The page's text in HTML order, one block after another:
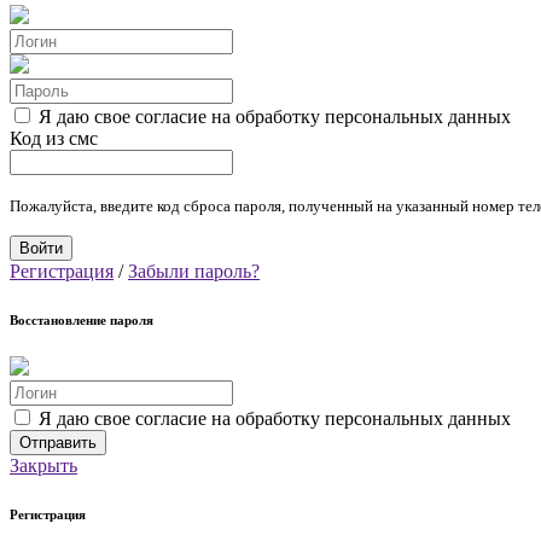
Я даю свое согласие на обработку персональных данных
Код из смс
Пожалуйста, введите код сброса пароля, полученный на указанный номер
Регистрация /Забыли пароль?
Восстановление пароля
Я даю свое согласие на обработку персональных данных
Закрыть
Регистрация